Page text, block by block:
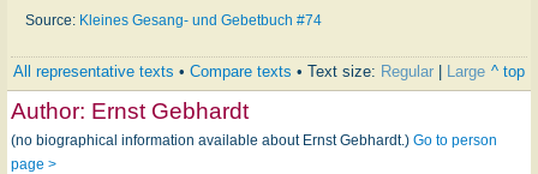
Source: Kleines Gesang- und Gebetbuch #74
All representative texts • Compare texts • Text size: Regular | Large ^ top
Author: Ernst Gebhardt
(no biographical information available about Ernst Gebhardt.) Go to person
page >